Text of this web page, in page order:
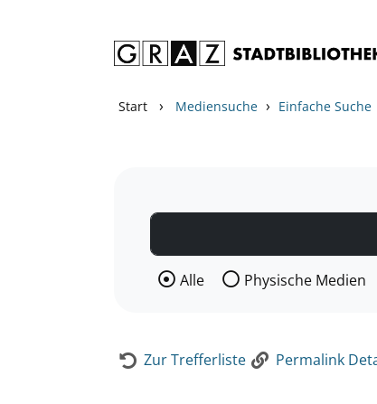
Start › Mediensuche › Einfache Suche
Wählen Sie die Medienart nach
Alle Physische Medien
Zur Trefferliste Permalink